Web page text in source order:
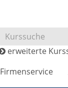
erweiterte
Firmenservice